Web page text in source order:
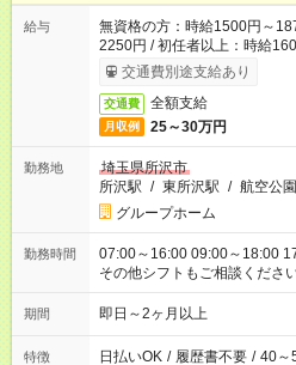
給与
無資格の方：時給1500円～
2250円 / 初任者以上：時給
交通費別途支給あり
交通費 全額支給
月収例 25～30万円
勤務地
埼玉県所沢市
所沢駅 / 東所沢駅 / 航空公
グループホーム
勤務時間
07:00～16:00 09:00～18:00 17:00～09:00 ※
その他シフトもご相談くださ
期間 即日～2ヶ月以上
特徴 日払いOK / 履歴書不要 / 40～